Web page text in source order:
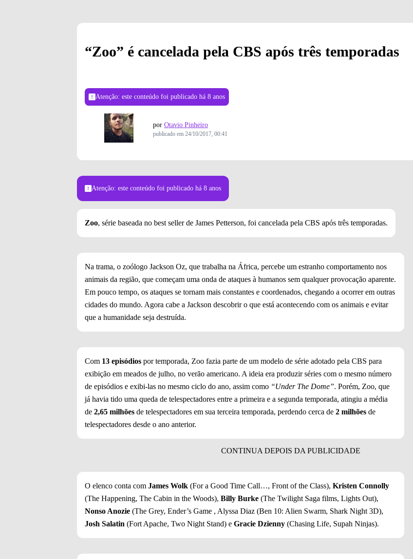
“Zoo” é cancelada pela CBS após três temporadas
Atenção: este conteúdo foi publicado há 8 anos
por Otavio Pinheiro
publicado em 24/10/2017, 00:41
Atenção: este conteúdo foi publicado há 8 anos
Zoo, série baseada no best seller de James Petterson, foi cancelada pela CBS após três temporadas.
Na trama, o zoólogo Jackson Oz, que trabalha na África, percebe um estranho comportamento nos
animais da região, que começam uma onda de ataques à humanos sem qualquer provocação aparente.
Em pouco tempo, os ataques se tornam mais constantes e coordenados, chegando a ocorrer em outras
cidades do mundo. Agora cabe a Jackson descobrir o que está acontecendo com os animais e evitar
que a humanidade seja destruída.
Com 13 episódios por temporada, Zoo fazia parte de um modelo de série adotado pela CBS para
exibição em meados de julho, no verão americano. A ideia era produzir séries com o mesmo número
de episódios e exibi-las no mesmo ciclo do ano, assim como “Under The Dome”. Porém, Zoo, que
já havia tido uma queda de telespectadores entre a primeira e a segunda temporada, atingiu a média
de 2,65 milhões de telespectadores em sua terceira temporada, perdendo cerca de 2 milhões de
telespectadores desde o ano anterior.
O elenco conta com James Wolk (For a Good Time Call…, Front of the Class), Kristen Connolly
(The Happening, The Cabin in the Woods), Billy Burke (The Twilight Saga films, Lights Out),
Nonso Anozie (The Grey, Ender’s Game , Alyssa Diaz (Ben 10: Alien Swarm, Shark Night 3D),
Josh Salatin (Fort Apache, Two Night Stand) e Gracie Dzienny (Chasing Life, Supah Ninjas).